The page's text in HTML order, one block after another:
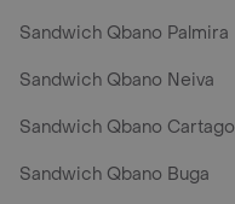
Sandwich Qbano Palmira
Sandwich Qbano Neiva
Sandwich Qbano Cartago
Sandwich Qbano Buga